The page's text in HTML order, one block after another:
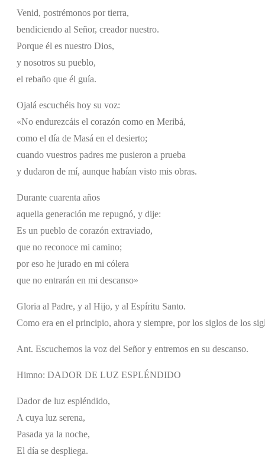
Venid, postrémonos por tierra,
bendiciendo al Señor, creador nuestro.
Porque él es nuestro Dios,
y nosotros su pueblo,
el rebaño que él guía.
Ojalá escuchéis hoy su voz:
«No endurezcáis el corazón como en Meribá,
como el día de Masá en el desierto;
cuando vuestros padres me pusieron a prueba
y dudaron de mí, aunque habían visto mis obras.
Durante cuarenta años
aquella generación me repugnó, y dije:
Es un pueblo de corazón extraviado,
que no reconoce mi camino;
por eso he jurado en mi cólera
que no entrarán en mi descanso»
Gloria al Padre, y al Hijo, y al Espíritu Santo.
Como era en el principio, ahora y siempre, por los siglos de los
Ant. Escuchemos la voz del Señor y entremos en su descanso.
Himno: DADOR DE LUZ ESPLÉNDIDO
Dador de luz espléndido,
A cuya luz serena,
Pasada ya la noche,
El día se despliega.